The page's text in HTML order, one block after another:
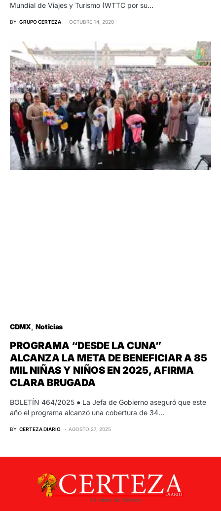
Mundial de Viajes y Turismo (WTTC por su…
BY GRUPO CERTEZA OCTUBRE 14, 2020
CDMX Noticias
PROGRAMA “DESDE LA CUNA”
ALCANZA LA META DE BENEFICIAR A 85
MIL NIÑAS Y NIÑOS EN 2025, AFIRMA
CLARA BRUGADA
BOLETÍN 464/2025 ● La Jefa de Gobierno aseguró que este
año el programa alcanzó una cobertura de 34…
BY CERTEZA DIARIO AGOSTO 27, 2025